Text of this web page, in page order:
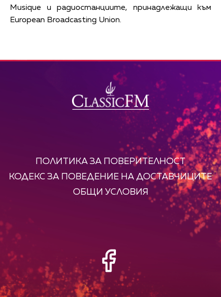
Musique и радиостанциите, принадлежащи към
European Broadcasting Union.
ПОЛИТИКА ЗА ПОВЕРИТЕЛНОСТ
КОДЕКС ЗА ПОВЕДЕНИЕ НА ДОСТАВЧИЦИТЕ
ОБЩИ УСЛОВИЯ